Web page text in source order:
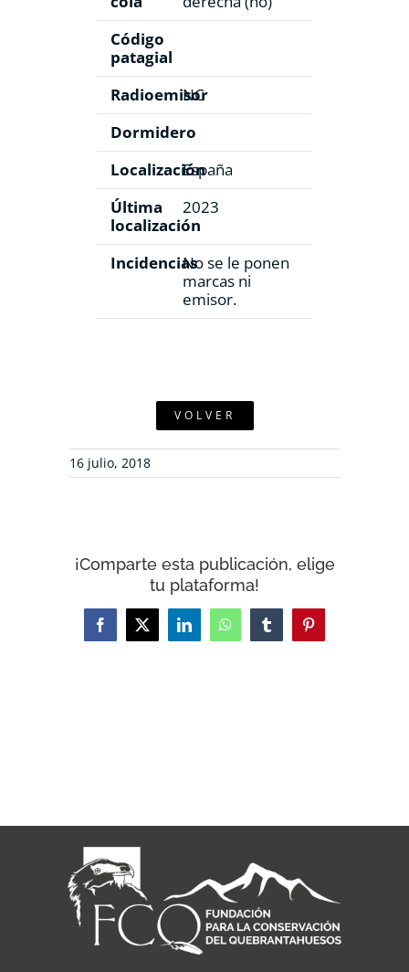
Código
patagial
Radioemisor
NC
Dormidero
LocalizaciónEspaña
Última
localización
2023
IncidenciasNo se le ponen
marcas ni
emisor.
VOLVER
16 julio, 2018
¡Comparte esta publicación, elige
tu plataforma!
Facebook
X LinkedInWhatsAppTumblrPinterest